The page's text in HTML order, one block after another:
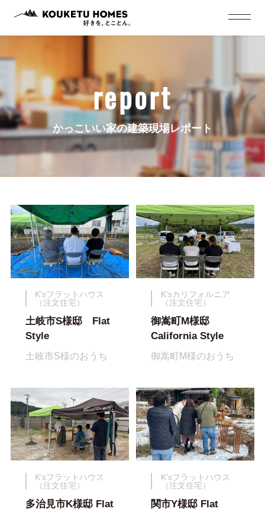
report
かっこいい家の建築現場レポート
K'sフラットハウス
（注文住宅）
土岐市S様邸 Flat
Style
土岐市S様のおうち
K'sカリフォルニア
（注文住宅）
御嵩町M様邸
California Style
御嵩町M様のおうち
K'sフラットハウス
（注文住宅）
多治見市K様邸 Flat
K'sフラットハウス
（注文住宅）
関市Y様邸 Flat